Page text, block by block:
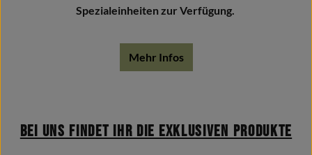
Spezialeinheiten zur Verfügung.
Mehr Infos
Bei uns findet Ihr die exklusiven Produkte